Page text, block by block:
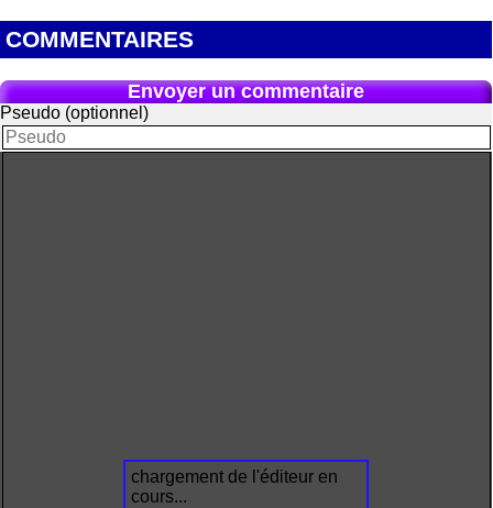
COMMENTAIRES
Envoyer un commentaire
Pseudo (optionnel)
chargement de l'éditeur en
cours...